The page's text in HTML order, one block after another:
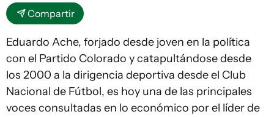
Compartir
Eduardo Ache, forjado desde joven en la política
con el Partido Colorado y catapultándose desde
los 2000 a la dirigencia deportiva desde el Club
Nacional de Fútbol, es hoy una de las principales
voces consultadas en lo económico por el líder de